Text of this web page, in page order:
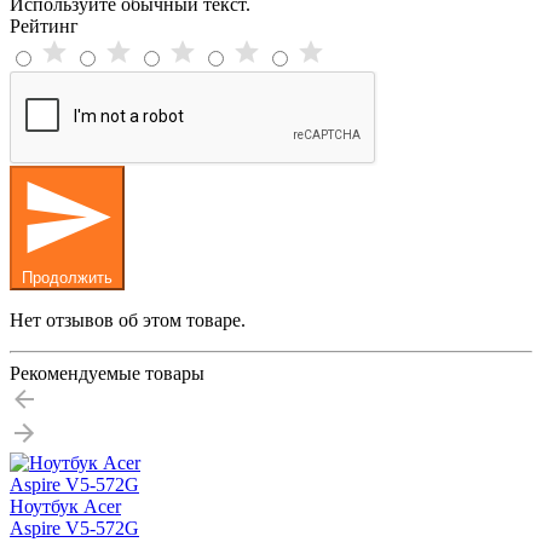
Рейтинг
Продолжить
Нет отзывов об этом товаре.
Рекомендуемые товары
Ноутбук Acer
Aspire V5-572G